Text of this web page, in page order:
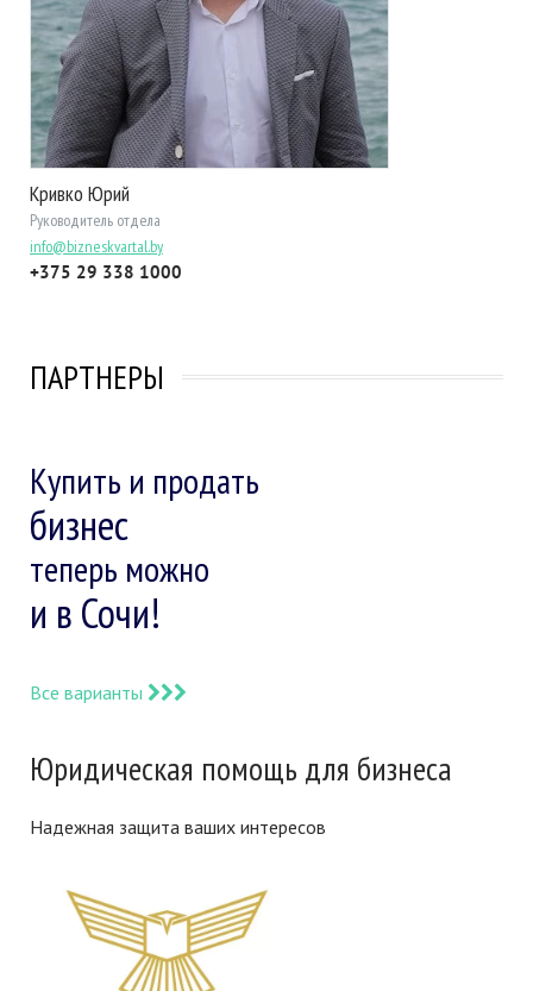
Кривко Юрий
Руководитель отдела
info@bizneskvartal.by
+375 29 338 1000
ПАРТНЕРЫ
Купить и продать
бизнес
теперь можно
и в Сочи!
Все варианты
Юридическая помощь для бизнеса
Надежная защита ваших интересов